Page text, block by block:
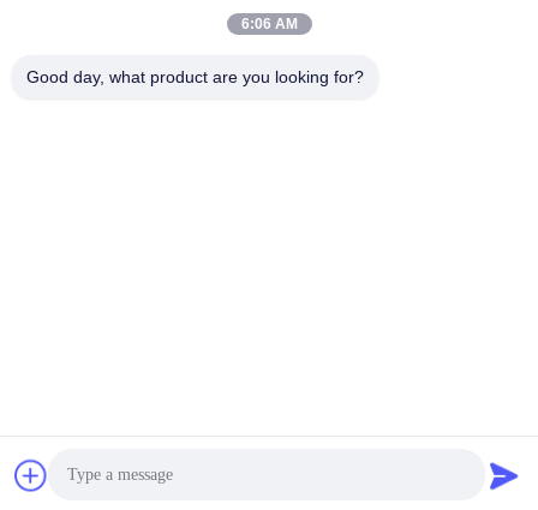
no. 8 da estrada de Baodan, Danzhutou, rua de Nanwan, distrito
de Longgang, cidade de Shenzhen, 518114, China (continente)
6:06 AM
Good day, what product are you looking for?